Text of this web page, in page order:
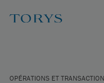
OPÉRATIONS ET